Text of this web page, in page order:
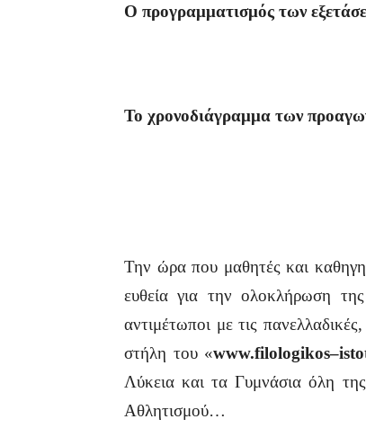
Ο προγραμματισμός των
Το χρονοδιάγραμμα των
Την ώρα που μαθητές και
ευθεία για την ολοκλήρωση
αντιμέτωποι με τις
στήλη του «www.filologikos–
Λύκεια και τα Γυμνάσια όλη
Αθλητισμού…